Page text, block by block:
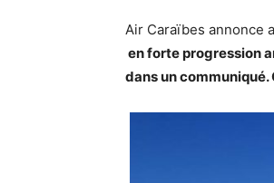
Air Caraïbes annonce
en forte progression
dans un